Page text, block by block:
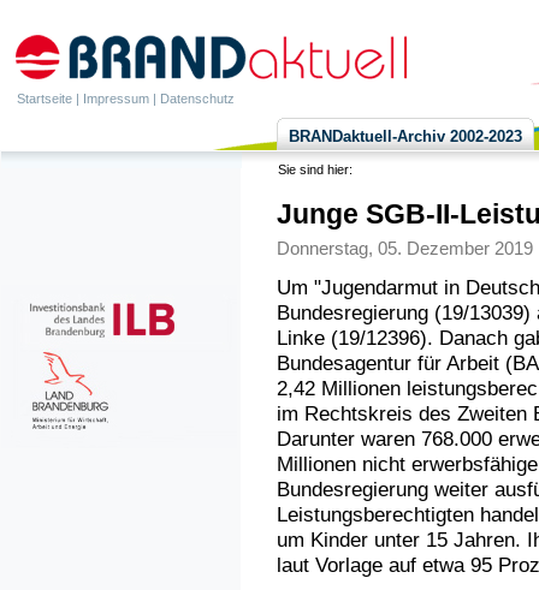
Startseite | Impressum | Datenschutz
BRANDaktuell-Archiv 2002-2023
Sie sind hier:
Junge SGB-II-
Donnerstag, 05. Dezember
Um "Jugendarmut in
Bundesregierung (19/
Linke (19/12396). Danach
Bundesagentur für Arbeit
2,42 Millionen
im Rechtskreis des Zweiten
Darunter waren 768.000
Millionen nicht
Bundesregierung weiter
Leistungsberechtigten
um Kinder unter 15 Jahren.
laut Vorlage auf etwa 95